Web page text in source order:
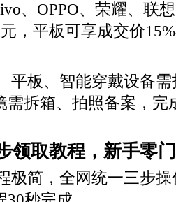
、OPPO、荣耀、联
，平板可享成交价
平板、智能穿戴设备
需拆箱、拍照备案，完
领取教程，新手零
极简，全网统一三步